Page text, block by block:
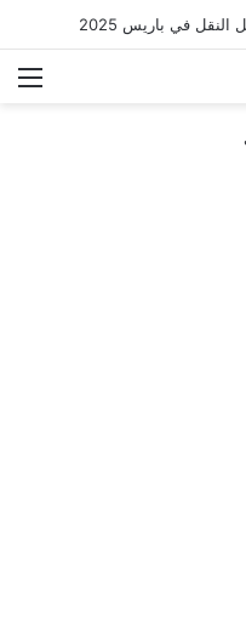
في باريس 2025